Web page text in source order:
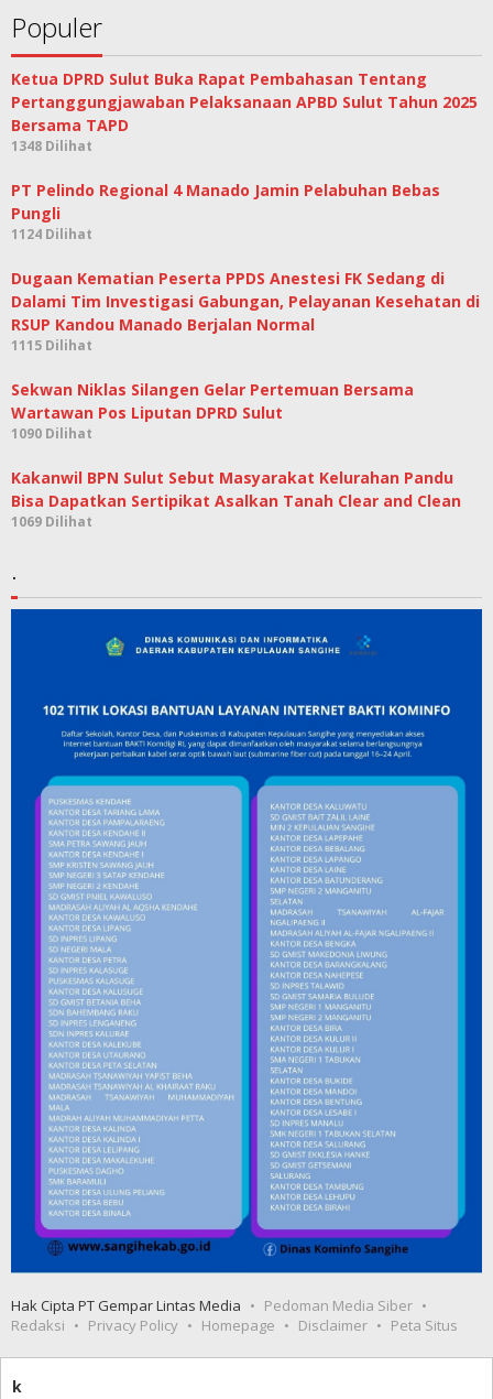
Populer
Ketua DPRD Sulut Buka Rapat Pembahasan Tentang
Pertanggungjawaban Pelaksanaan APBD Sulut Tahun 2025
Bersama TAPD
1348 Dilihat
PT Pelindo Regional 4 Manado Jamin Pelabuhan Bebas
Pungli
1124 Dilihat
Dugaan Kematian Peserta PPDS Anestesi FK Sedang di
Dalami Tim Investigasi Gabungan, Pelayanan Kesehatan di
RSUP Kandou Manado Berjalan Normal
1115 Dilihat
Sekwan Niklas Silangen Gelar Pertemuan Bersama
Wartawan Pos Liputan DPRD Sulut
1090 Dilihat
Kakanwil BPN Sulut Sebut Masyarakat Kelurahan Pandu
Bisa Dapatkan Sertipikat Asalkan Tanah Clear and Clean
1069 Dilihat
.
Hak Cipta PT Gempar Lintas Media
Pedoman Media Siber
Redaksi
Privacy Policy Homepage Disclaimer Peta Situs
k